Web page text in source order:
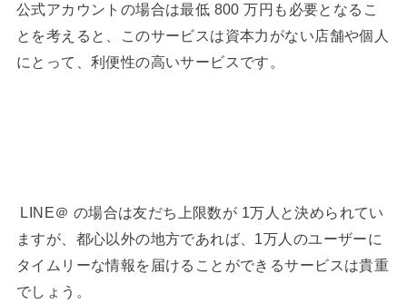
公式アカウントの場合は最低 800 万円も必要となるこ
とを考えると、このサービスは資本力がない店舗や個人
にとって、利便性の高いサービスです。
LINE＠ の場合は友だち上限数が 1万人と決められてい
ますが、都心以外の地方であれば、1万人のユーザーに
タイムリーな情報を届けることができるサービスは貴重
でしょう。